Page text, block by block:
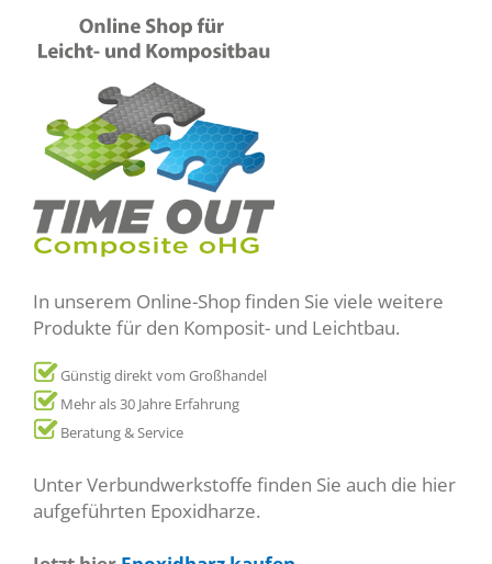
In unserem Online-Shop finden Sie viele weitere
Produkte für den Komposit- und Leichtbau.
Günstig direkt vom Großhandel
Mehr als 30 Jahre Erfahrung
Beratung & Service
Unter Verbundwerkstoffe finden Sie auch die hier
aufgeführten Epoxidharze.